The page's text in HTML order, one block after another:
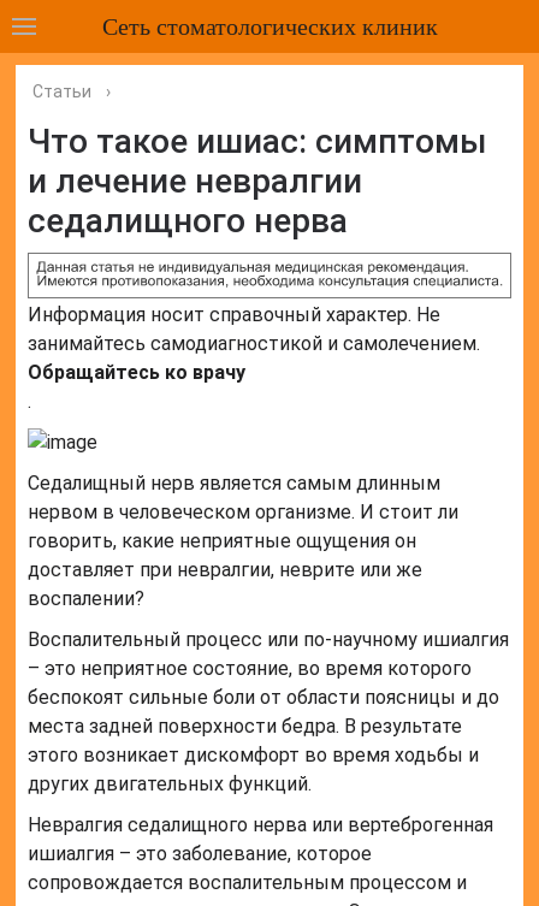
Сеть стоматологических клиник
Статьи ›
Что такое ишиас: симптомы
и лечение невралгии
седалищного нерва
Информация носит справочный характер. Не
занимайтесь самодиагностикой и самолечением.
Обращайтесь ко врачу
.
Седалищный нерв является самым длинным
нервом в человеческом организме. И стоит ли
говорить, какие неприятные ощущения он
доставляет при невралгии, неврите или же
воспалении?
Воспалительный процесс или по-научному ишиалгия
– это неприятное состояние, во время которого
беспокоят сильные боли от области поясницы и до
места задней поверхности бедра. В результате
этого возникает дискомфорт во время ходьбы и
других двигательных функций.
Невралгия седалищного нерва или вертеброгенная
ишиалгия – это заболевание, которое
сопровождается воспалительным процессом и